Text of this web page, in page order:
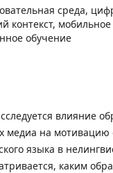
среда,
контекст,
обучение
влияние
на мотивацию
языка в
каким